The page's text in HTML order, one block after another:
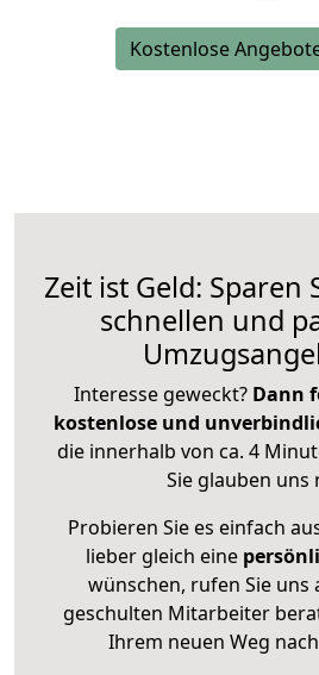
Kostenlose
Zeit ist Geld: Sparen
schnellen und
Interesse geweckt? Dann
kostenlose und
die innerhalb von ca. 4
Sie glauben uns
Probieren Sie es einfach
lieber gleich eine
wünschen, rufen Sie uns
geschulten Mitarbeiter
Ihrem neuen Weg